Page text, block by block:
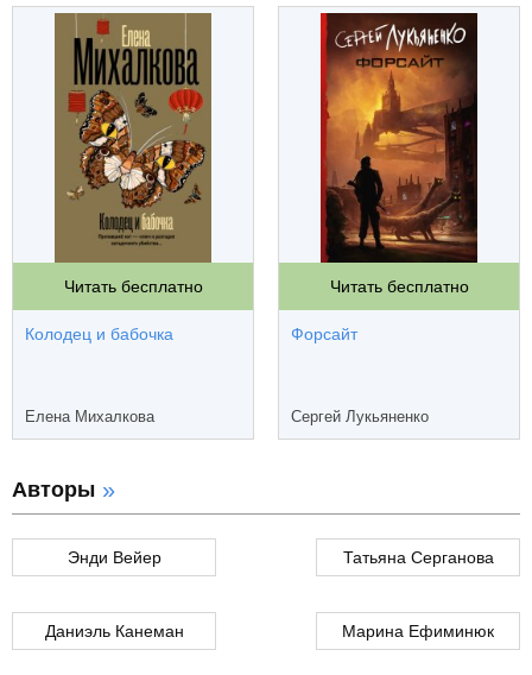
Читать бесплатно
Колодец и бабочка
Елена Михалкова
Читать бесплатно
Форсайт
Сергей Лукьяненко
Авторы
Энди Вейер Татьяна Серганова
Даниэль Канеман Марина Ефиминюк